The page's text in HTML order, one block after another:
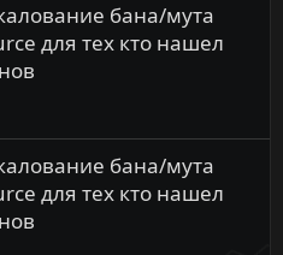
бана/мута
для тех кто нашел
бана/мута
для тех кто нашел